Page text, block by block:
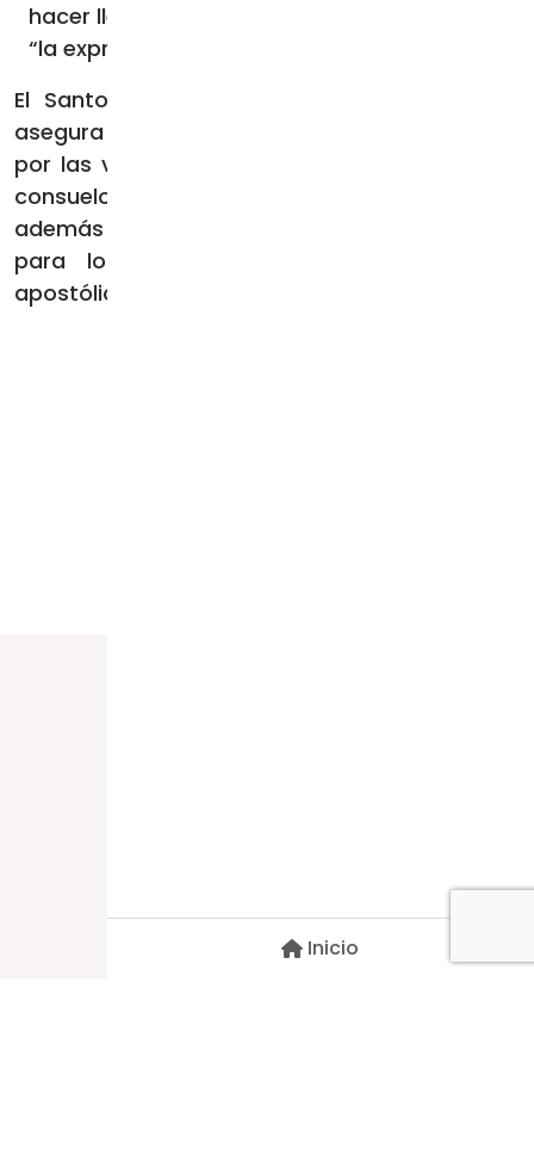
hacer llegar a los familiares de los fallecidos
“la expresión de su afectuosa cercanía”.
El Santo Padre, añadió el Cardenal Parolin,
asegura una “especial oración de sufragio”
por las víctimas de la tragedia, e “implora el
consuelo de la fe para sus familiares”. El Papa
además pide a Dios una “pronta curación
para los heridos” y “envía la bendición
apostólica paternal”.
Inicio